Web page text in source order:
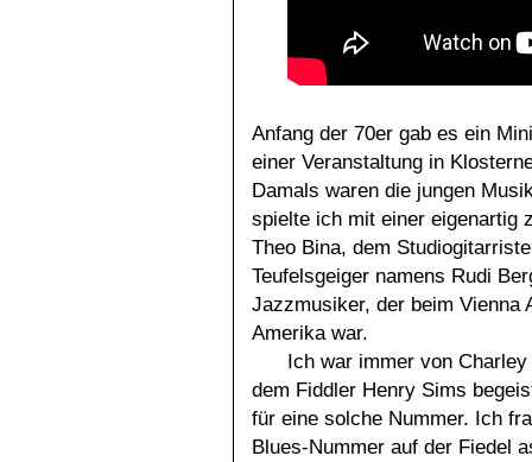
Anfang der 70er gab es ein
einer Veranstaltung in
Damals waren die jungen
spielte ich mit einer eigenartig
Theo Bina, dem
Teufelsgeiger namens Rudi
Jazzmusiker, der beim Vienna
Amerika war.
Ich war immer von
dem Fiddler Henry Sims
für eine solche Nummer. Ich
Blues-Nummer auf der Fiedel